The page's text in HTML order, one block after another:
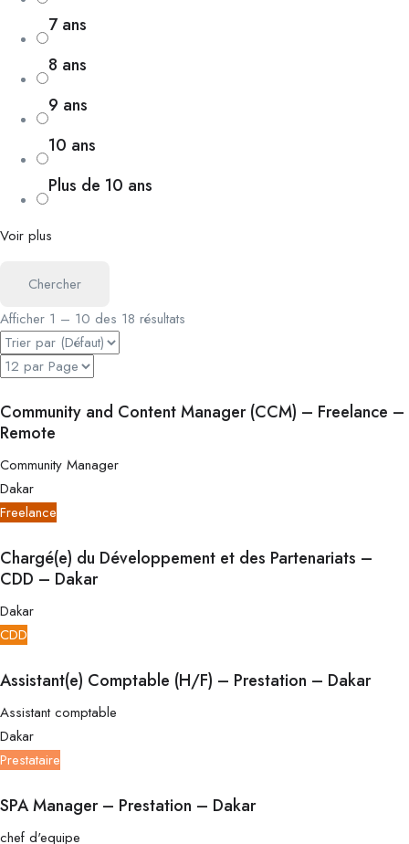
7 ans
8 ans
9 ans
10 ans
Plus de 10 ans
Voir plus
Chercher
Afficher 1 – 10 des 18 résultats
Community and Content Manager (CCM) – Freelance –
Remote
Community Manager
Dakar
Freelance
Chargé(e) du Développement et des Partenariats –
CDD – Dakar
Dakar
CDD
Assistant(e) Comptable (H/F) – Prestation – Dakar
Assistant comptable
Dakar
Prestataire
SPA Manager – Prestation – Dakar
chef d'equipe